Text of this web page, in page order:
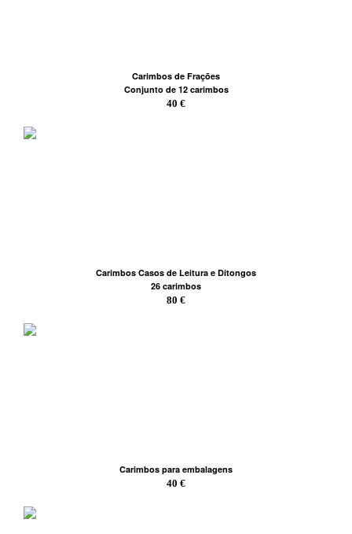
Carimbos de Frações
Conjunto de 12 carimbos
40 €
Carimbos Casos de Leitura e Ditongos
26 carimbos
80 €
Carimbos para embalagens
40 €